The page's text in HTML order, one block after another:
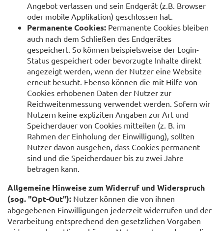
Angebot verlassen und sein Endgerät (z.B. Browser
oder mobile Applikation) geschlossen hat.
Permanente Cookies: Permanente Cookies bleiben
auch nach dem Schließen des Endgerätes
gespeichert. So können beispielsweise der Login-
Status gespeichert oder bevorzugte Inhalte direkt
angezeigt werden, wenn der Nutzer eine Website
erneut besucht. Ebenso können die mit Hilfe von
Cookies erhobenen Daten der Nutzer zur
Reichweitenmessung verwendet werden. Sofern wir
Nutzern keine expliziten Angaben zur Art und
Speicherdauer von Cookies mitteilen (z. B. im
Rahmen der Einholung der Einwilligung), sollten
Nutzer davon ausgehen, dass Cookies permanent
sind und die Speicherdauer bis zu zwei Jahre
betragen kann.
Allgemeine Hinweise zum Widerruf und Widerspruch
(sog. "Opt-Out"): Nutzer können die von ihnen
abgegebenen Einwilligungen jederzeit widerrufen und der
Verarbeitung entsprechend den gesetzlichen Vorgaben